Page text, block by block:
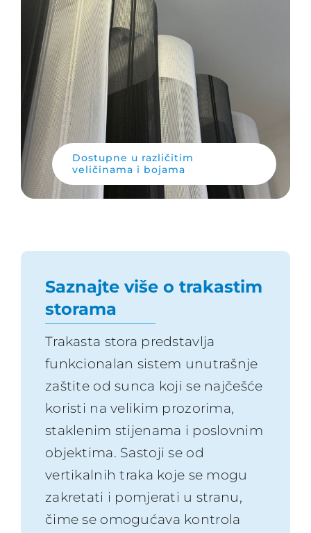
Dostupne u različitim
veličinama i bojama
Saznajte više o trakastim
storama
Trakasta stora predstavlja
funkcionalan sistem unutrašnje
zaštite od sunca koji se najčešće
koristi na velikim prozorima,
staklenim stijenama i poslovnim
objektima. Sastoji se od
vertikalnih traka koje se mogu
zakretati i pomjerati u stranu,
čime se omogućava kontrola